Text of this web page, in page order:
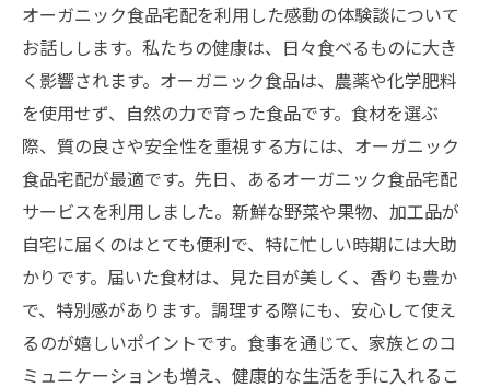
オーガニック食品宅配を利用した感動の体験談について
お話しします。私たちの健康は、日々食べるものに大き
く影響されます。オーガニック食品は、農薬や化学肥料
を使用せず、自然の力で育った食品です。食材を選ぶ
際、質の良さや安全性を重視する方には、オーガニック
食品宅配が最適です。先日、あるオーガニック食品宅配
サービスを利用しました。新鮮な野菜や果物、加工品が
自宅に届くのはとても便利で、特に忙しい時期には大助
かりです。届いた食材は、見た目が美しく、香りも豊か
で、特別感があります。調理する際にも、安心して使え
るのが嬉しいポイントです。食事を通じて、家族とのコ
ミュニケーションも増え、健康的な生活を手に入れるこ